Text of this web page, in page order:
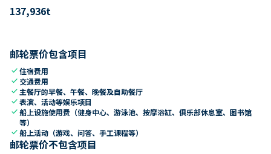
137,936t
邮轮票价包含项目
check住宿费用
check 交通费用
check 主餐厅的早餐、午餐、晚餐及自助餐厅
check表演、活动等娱乐项目
check船上设施使用费（健身中心、游泳池、按摩浴缸、俱乐部休息室、图书馆
等）
check船上活动（游戏、问答、手工课程等）
邮轮票价不包含项目